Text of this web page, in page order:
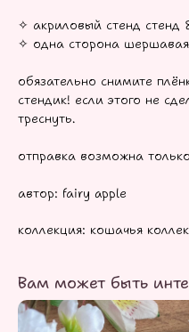
✧ акриловый стенд стенд
✧ одна сторона шершавая
обязательно снимите
стендик! если этого не
треснуть.
отправка возможна
автор: fairy apple
коллекция: кошачья
Вам может быть